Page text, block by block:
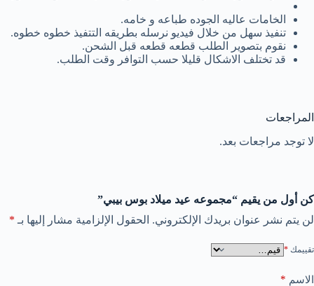
الخامات عاليه الجوده طباعه و خامه.
تنفيذ سهل من خلال فيديو نرسله بطريقه التتفيذ خطوه خطوه.
نقوم بتصوير الطلب قطعه قطعه قبل الشحن.
قد تختلف الاشكال قليلا حسب التوافر وقت الطلب.
المراجعات
لا توجد مراجعات بعد.
كن أول من يقيم “مجموعه عيد ميلاد بوس بيبي”
لن يتم نشر عنوان بريدك الإلكتروني. الحقول الإلزامية مشار إليها بـ *
تقييمك *
الاسم *